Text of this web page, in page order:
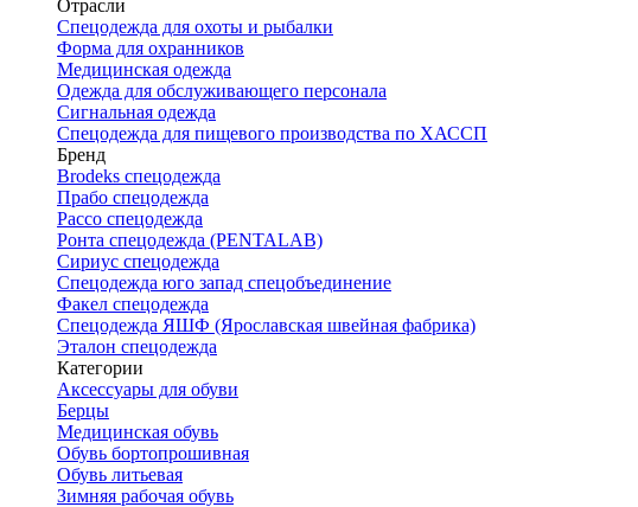
Отрасли
Спецодежда для охоты и рыбалки
Форма для охранников
Медицинская одежда
Одежда для обслуживающего персонала
Сигнальная одежда
Спецодежда для пищевого производства по ХАССП
Бренд
Brodeks спецодежда
Прабо спецодежда
Рассо спецодежда
Ронта спецодежда (PENTALAB)
Сириус спецодежда
Спецодежда юго запад спецобъединение
Факел спецодежда
Спецодежда ЯШФ (Ярославская швейная фабрика)
Эталон спецодежда
Категории
Аксессуары для обуви
Берцы
Медицинская обувь
Обувь бортопрошивная
Обувь литьевая
Зимняя рабочая обувь